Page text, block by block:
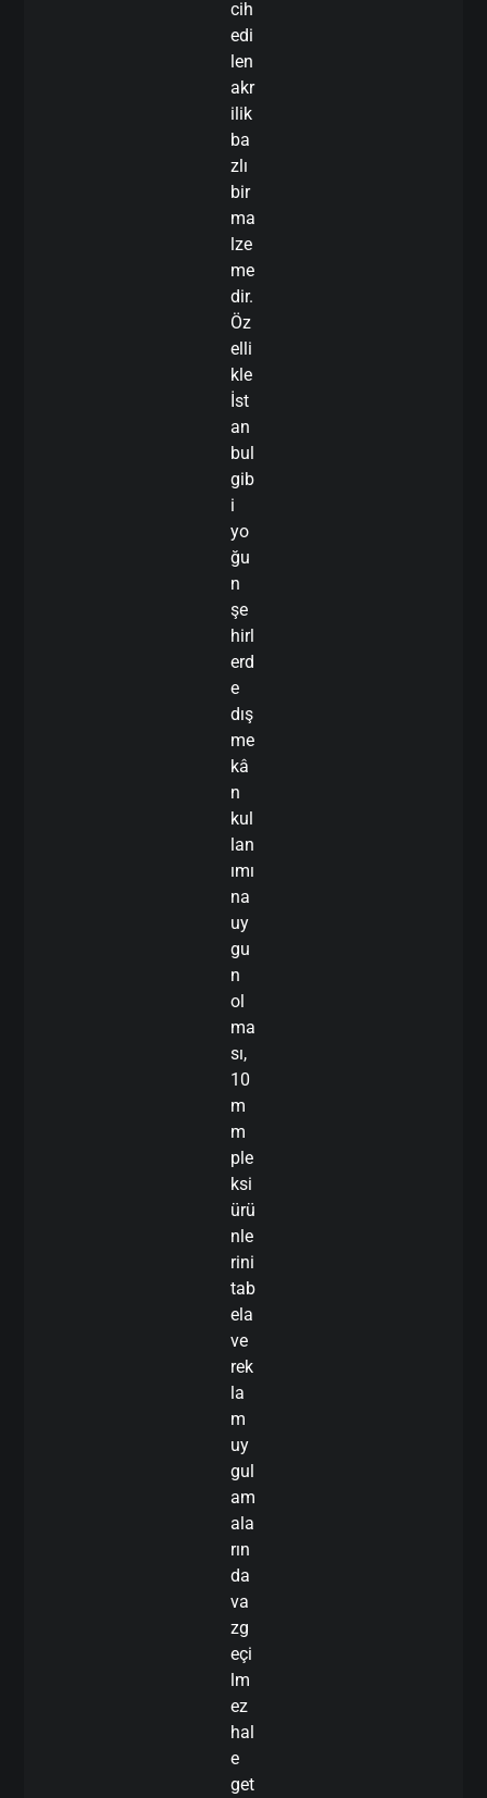
cih
edi
len
akr
ilik
ba
zlı
bir
ma
lze
me
dir.
Öz
elli
kle
İst
an
bul
gib
i
yo
ğu
n
şe
hirl
erd
e
dış
me
kâ
n
kul
lan
ımı
na
uy
gu
n
ol
ma
sı,
10
m
m
ple
ksi
ürü
nle
rini
tab
ela
ve
rek
la
m
uy
gul
am
ala
rın
da
va
zg
eçi
lm
ez
hal
e
get